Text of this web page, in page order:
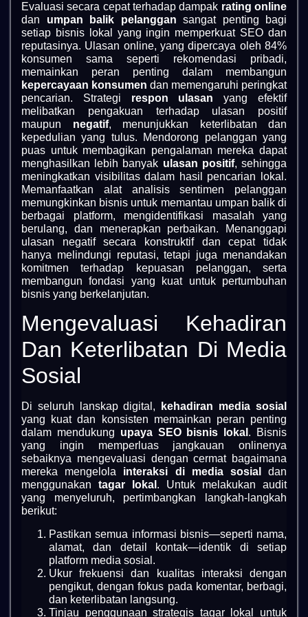
Evaluasi secara cepat terhadap dampak rating online
dan umpan balik pelanggan sangat penting bagi
setiap bisnis lokal yang ingin memperkuat SEO dan
reputasinya. Ulasan online, yang dipercaya oleh 84%
konsumen sama seperti rekomendasi pribadi,
memainkan peran penting dalam membangun
kepercayaan konsumen dan memengaruhi peringkat
pencarian. Strategi respon ulasan yang efektif
melibatkan pengakuan terhadap ulasan positif
maupun negatif, menunjukkan keterlibatan dan
kepedulian yang tulus. Mendorong pelanggan yang
puas untuk membagikan pengalaman mereka dapat
menghasilkan lebih banyak ulasan positif, sehingga
meningkatkan visibilitas dalam hasil pencarian lokal.
Memanfaatkan alat analisis sentimen pelanggan
memungkinkan bisnis untuk memantau umpan balik di
berbagai platform, mengidentifikasi masalah yang
berulang, dan menerapkan perbaikan. Menanggapi
ulasan negatif secara konstruktif dan cepat tidak
hanya melindungi reputasi, tetapi juga menandakan
komitmen terhadap kepuasan pelanggan, serta
membangun fondasi yang kuat untuk pertumbuhan
bisnis yang berkelanjutan.
Mengevaluasi Kehadiran
Dan Keterlibatan Di Media
Sosial
Di seluruh lanskap digital,
kehadiran media sosial
yang kuat dan konsisten memainkan peran penting
dalam mendukung upaya SEO bisnis lokal . Bisnis
yang ingin memperluas jangkauan onlinenya
sebaiknya mengevaluasi dengan cermat bagaimana
mereka mengelola interaksi di media sosial
dan
menggunakan tagar lokal . Untuk melakukan audit
yang menyeluruh, pertimbangkan langkah-langkah
berikut:
Pastikan semua informasi bisnis—seperti nama,
alamat, dan detail kontak—identik di setiap
platform media sosial.
Ukur frekuensi dan kualitas interaksi dengan
pengikut, dengan fokus pada komentar, berbagi,
dan keterlibatan langsung.
Tinjau penggunaan strategis tagar lokal untuk